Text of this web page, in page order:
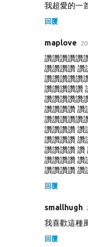
我超愛的一
回覆
maplove
讚讚讚讚讚
讚讚讚讚 讚
讚讚讚讚讚
讚讚讚讚讚
讚讚讚讚讚
讚讚讚讚 讚
讚讚讚讚讚
讚讚讚讚 讚
讚讚讚讚 讚
讚讚讚讚 讚
讚讚讚讚 讚
讚讚讚讚 讚
回覆
smallhugh
我喜歡這種
回覆